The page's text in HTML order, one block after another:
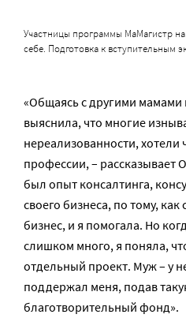
Участницы программы МаМагистр
себе. Подготовка к вступительным
«Общаясь с другими мамами
выяснила, что многие
нереализованности, хотели
профессии, – рассказывает
был опыт консалтинга,
своего бизнеса, по тому,
бизнес, и я помогала. Но
слишком много, я поняла,
отдельный проект. Муж – у
поддержал меня, подав
благотворительный фонд».